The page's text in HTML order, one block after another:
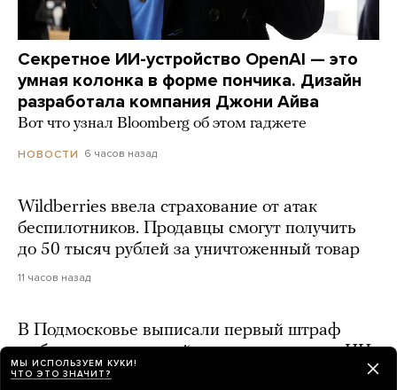
Секретное ИИ-устройство OpenAI — это
умная колонка в форме пончика. Дизайн
разработала компания Джони Айва
Вот что узнал Bloomberg об этом гаджете
НОВОСТИ 6 часов назад
Wildberries ввела страхование от атак
беспилотников. Продавцы смогут получить
до 50 тысяч рублей за уничтоженный товар
11 часов назад
В Подмосковье выписали первый штраф
за борщевик, который нашли с помощью ИИ
7 часов назад
МЫ ИСПОЛЬЗУЕМ КУКИ!
ЧТО ЭТО ЗНАЧИТ?